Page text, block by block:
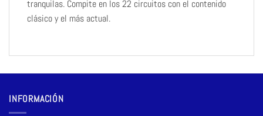
tranquilas. Compite en los 22 circuitos con el contenido
clásico y el más actual.
INFORMACIÓN